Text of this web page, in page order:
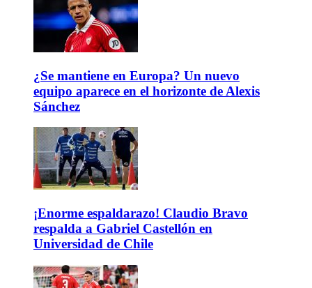
¿Se mantiene en Europa? Un nuevo
equipo aparece en el horizonte de Alexis
Sánchez
¡Enorme espaldarazo! Claudio Bravo
respalda a Gabriel Castellón en
Universidad de Chile